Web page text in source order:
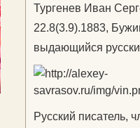
Тургенев Иван
22.8(3.9).1883,
выдающийся
Русский писатель,